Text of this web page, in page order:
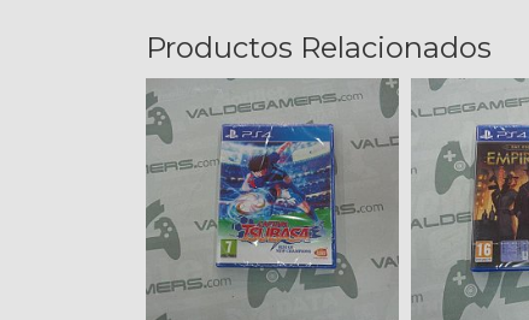
Productos Relacionados